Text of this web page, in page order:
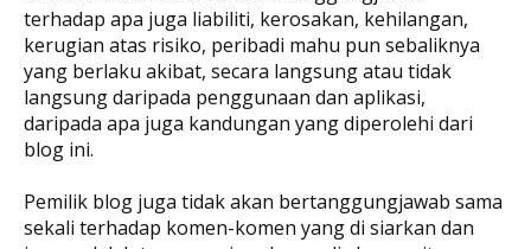
terhadap apa juga liabiliti, kerosakan, kehilangan,
kerugian atas risiko, peribadi mahu pun sebaliknya
yang berlaku akibat, secara langsung atau tidak
langsung daripada penggunaan dan aplikasi,
daripada apa juga kandungan yang diperolehi dari
blog ini.
Pemilik blog juga tidak akan bertanggungjawab sama
sekali terhadap komen-komen yang di siarkan dan